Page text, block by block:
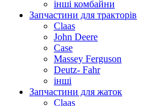
інші комбайни
Запчастини для тракторів
Claas
John Deere
Case
Massey Ferguson
Deutz- Fahr
інші
Запчастини для жаток
Claas